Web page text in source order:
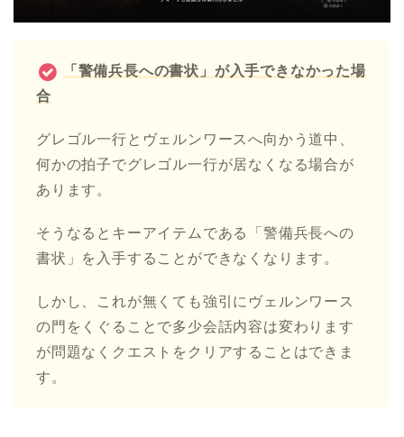
「警備兵長への書状」が入手できなかった場
合
グレゴル一行とヴェルンワースへ向かう道中、
何かの拍子でグレゴル一行が居なくなる場合が
あります。
そうなるとキーアイテムである「警備兵長への
書状」を入手することができなくなります。
しかし、これが無くても強引にヴェルンワース
の門をくぐることで多少会話内容は変わります
が問題なくクエストをクリアすることはできま
す。